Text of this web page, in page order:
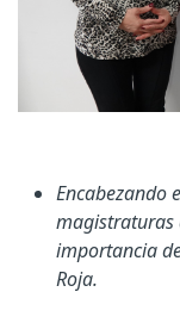
Encabezando
magistraturas
importancia
Roja.